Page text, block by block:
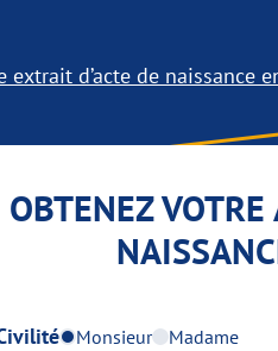
extrait d’acte de naissance
OBTENEZ VOTRE
Monsieur Madame